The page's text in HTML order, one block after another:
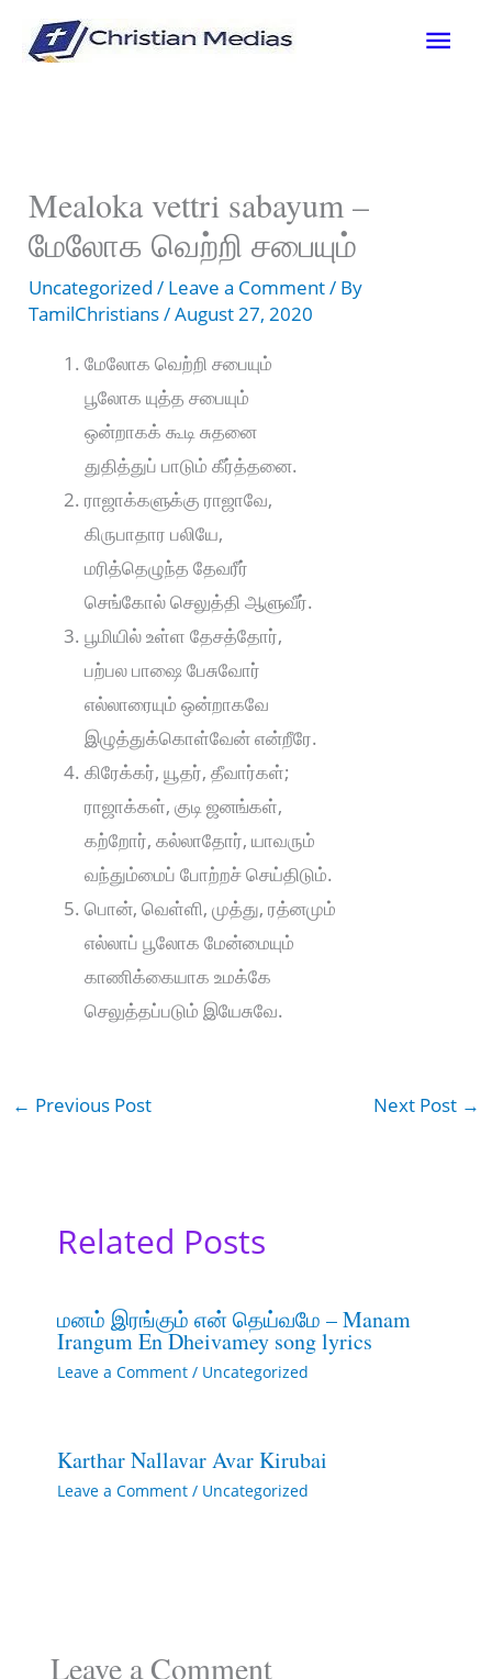
Mealoka vettri sabayum –
மேலோக வெற்றி சபையும்
Uncategorized / Leave a Comment/ By
TamilChristians/August 27, 2020
மேலோக வெற்றி சபையும்
பூலோக யுத்த சபையும்
ஒன்றாகக் கூடி சுதனை
துதித்துப் பாடும் கீர்த்தனை.
ராஜாக்களுக்கு ராஜாவே,
கிருபாதார பலியே,
மரித்தெழுந்த தேவரீர்
செங்கோல் செலுத்தி ஆளுவீர்.
பூமியில் உள்ள தேசத்தோர்,
பற்பல பாஷை பேசுவோர்
எல்லாரையும் ஒன்றாகவே
இழுத்துக்கொள்வேன் என்றீரே.
கிரேக்கர், யூதர், தீவார்கள்;
ராஜாக்கள், குடி ஜனங்கள்,
கற்றோர், கல்லாதோர், யாவரும்
வந்தும்மைப் போற்றச் செய்திடும்.
பொன், வெள்ளி, முத்து, ரத்னமும்
எல்லாப் பூலோக மேன்மையும்
காணிக்கையாக உமக்கே
செலுத்தப்படும் இயேசுவே.
← Previous Post Next Post →
Related Posts
மனம் இரங்கும் என் தெய்வமே – Manam
Irangum En Dheivamey song lyrics
Leave a Comment / Uncategorized
Karthar Nallavar Avar Kirubai
Leave a Comment / Uncategorized
Leave a Comment